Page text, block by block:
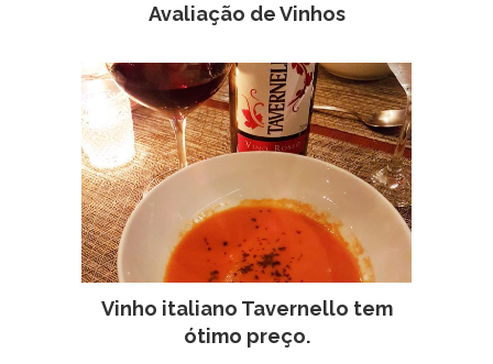
Avaliação de Vinhos
Vinho italiano Tavernello tem
ótimo preço.